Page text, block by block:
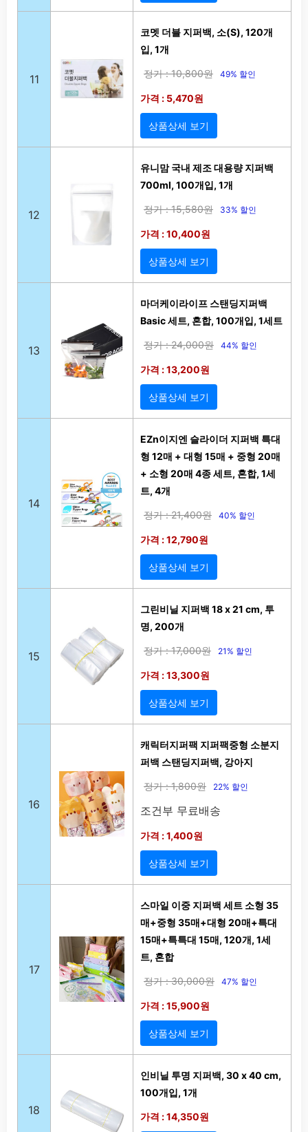
11
코멧 더블 지퍼백, 소(S), 120개
입, 1개
정가 : 10,800원 49% 할인
가격 : 5,470원
상품상세 보기
12
유니맘 국내 제조 대용량 지퍼백
700ml, 100개입, 1개
정가 : 15,580원 33% 할인
가격 : 10,400원
상품상세 보기
13
마더케이라이프 스탠딩지퍼백
Basic 세트, 혼합, 100개입, 1세트
정가 : 24,000원 44% 할인
가격 : 13,200원
상품상세 보기
14
EZn이지엔 슬라이더 지퍼백 특대
형 12매 + 대형 15매 + 중형 20매
+ 소형 20매 4종 세트, 혼합, 1세
트, 4개
정가 : 21,400원 40% 할인
가격 : 12,790원
상품상세 보기
15
그린비닐 지퍼백 18 x 21 cm, 투
명, 200개
정가 : 17,000원 21% 할인
가격 : 13,300원
상품상세 보기
16
캐릭터지퍼팩 지퍼팩중형 소분지
퍼백 스탠딩지퍼백, 강아지
정가 : 1,800원 22% 할인
조건부 무료배송
가격 : 1,400원
상품상세 보기
17
스마일 이중 지퍼백 세트 소형 35
매+중형 35매+대형 20매+특대
15매+특특대 15매, 120개, 1세
트, 혼합
정가 : 30,000원 47% 할인
가격 : 15,900원
상품상세 보기
18
인비닐 투명 지퍼백, 30 x 40 cm,
100개입, 1개
가격 : 14,350원